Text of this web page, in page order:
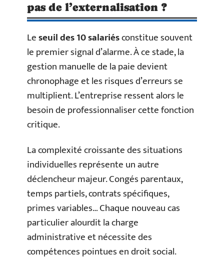
pas de l’externalisation ?
Leseuil des 10 salariésconstitue souvent
le premier signal d’alarme. À ce stade, la
gestion manuelle de la paie devient
chronophage et les risques d’erreurs se
multiplient. L’entreprise ressent alors le
besoin de professionnaliser cette fonction
critique.
La complexité croissante des situations
individuelles représente un autre
déclencheur majeur. Congés parentaux,
temps partiels, contrats spécifiques,
primes variables… Chaque nouveau cas
particulier alourdit la charge
administrative et nécessite des
compétences pointues en droit social.